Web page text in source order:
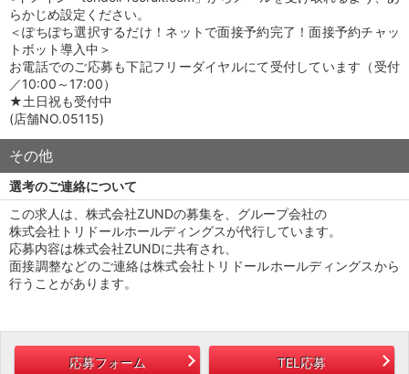
らかじめ設定ください。
＜ぽちぽち選択するだけ！ネットで面接予約完了！面接予約チャッ
トボット導入中＞
お電話でのご応募も下記フリーダイヤルにて受付しています（受付
／10:00～17:00）
★土日祝も受付中
(店舗NO.05115)
その他
選考のご連絡について
この求人は、株式会社ZUNDの募集を、グループ会社の
株式会社トリドールホールディングスが代行しています。
応募内容は株式会社ZUNDに共有され、
面接調整などのご連絡は株式会社トリドールホールディングスから
行うことがあります。
応募フォーム TEL応募